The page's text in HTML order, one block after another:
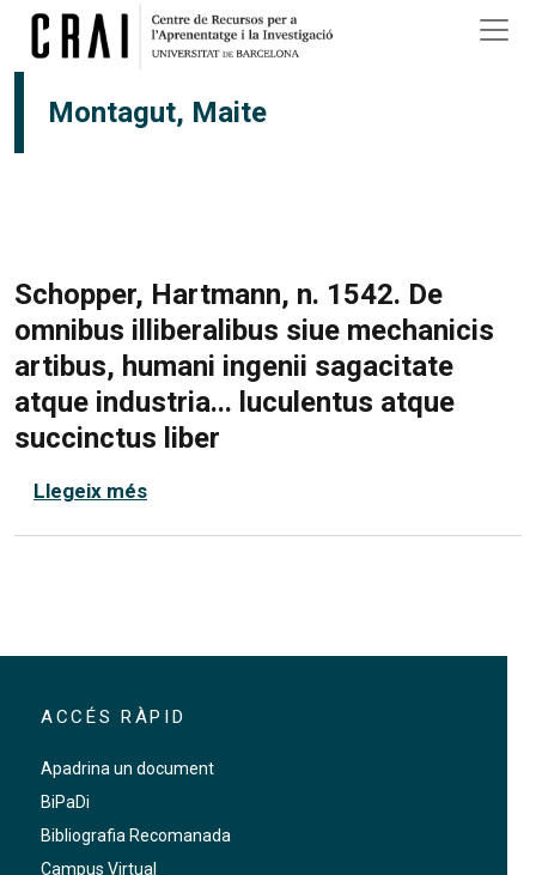
Vés al contingut
Montagut, Maite
Schopper, Hartmann, n. 1542. De
omnibus illiberalibus siue mechanicis
artibus, humani ingenii sagacitate
atque industria... luculentus atque
succinctus liber
Llegeix méssobre Schopper, Hartmann, n. 1542.
ACCÉS RÀPID
Apadrina un document
BiPaDi
Bibliografia Recomanada
Campus Virtual